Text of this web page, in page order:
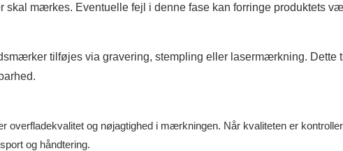
skal mærkes. Eventuelle fejl i denne fase kan forringe produktets
tilføjes via gravering, stempling eller lasermærkning. Dette
og nøjagtighed i mærkningen. Når kvaliteten er
og håndtering.